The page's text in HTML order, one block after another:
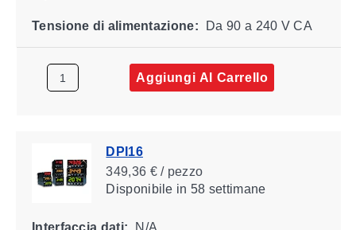
Tensione di alimentazione: Da 90 a 240 V CA
Aggiungi Al Carrello
DPI16
349,36 € / pezzo
Disponibile in 58 settimane
Interfaccia dati: N/A